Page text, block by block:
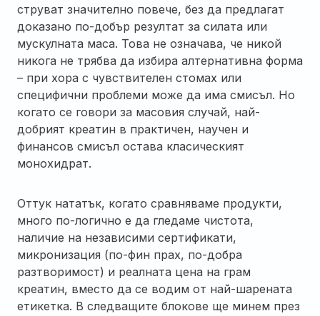
струват значително повече, без да предлагат
доказано по-добър резултат за силата или
мускулната маса. Това не означава, че никой
никога не трябва да избира алтернативна форма
– при хора с чувствителен стомах или
специфични проблеми може да има смисъл. Но
когато се говори за масовия случай, най-
добрият креатин в практичен, научен и
финансов смисъл остава класическият
монохидрат.
Оттук нататък, когато сравняваме продукти,
много по-логично е да гледаме чистота,
наличие на независими сертификати,
микронизация (по-фин прах, по-добра
разтворимост) и реалната цена на грам
креатин, вместо да се водим от най-шарената
етикетка. В следващите блокове ще минем през